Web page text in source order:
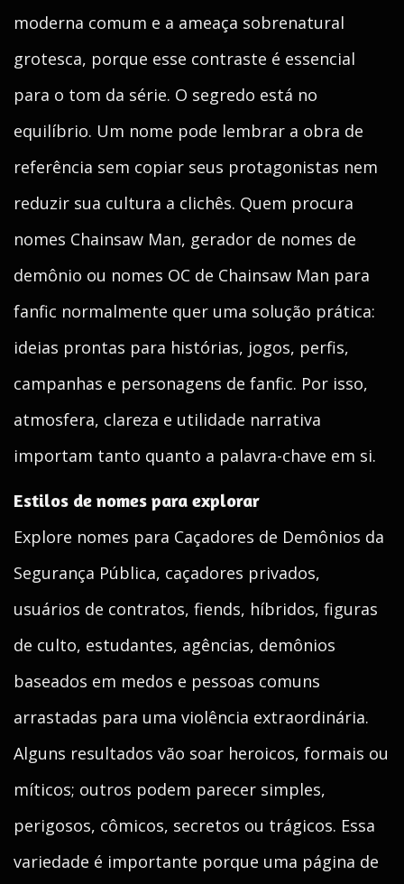
moderna comum e a ameaça sobrenatural
grotesca, porque esse contraste é essencial
para o tom da série. O segredo está no
equilíbrio. Um nome pode lembrar a obra de
referência sem copiar seus protagonistas nem
reduzir sua cultura a clichês. Quem procura
nomes Chainsaw Man, gerador de nomes de
demônio ou nomes OC de Chainsaw Man para
fanfic normalmente quer uma solução prática:
ideias prontas para histórias, jogos, perfis,
campanhas e personagens de fanfic. Por isso,
atmosfera, clareza e utilidade narrativa
importam tanto quanto a palavra-chave em si.
Estilos de nomes para explorar
Explore nomes para Caçadores de Demônios da
Segurança Pública, caçadores privados,
usuários de contratos, fiends, híbridos, figuras
de culto, estudantes, agências, demônios
baseados em medos e pessoas comuns
arrastadas para uma violência extraordinária.
Alguns resultados vão soar heroicos, formais ou
míticos; outros podem parecer simples,
perigosos, cômicos, secretos ou trágicos. Essa
variedade é importante porque uma página de